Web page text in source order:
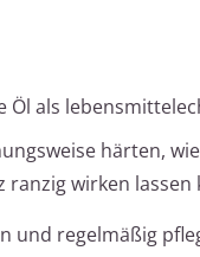
Öl als
härten,
wirken lassen
und regelmäßig